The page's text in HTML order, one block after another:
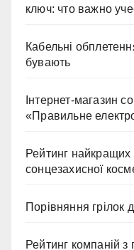
ключ: что важно
Кабельні
бувають
Інтернет-магазин
«Правильне
Рейтинг найкращих
сонцезахисної
Порівняння грілок
Рейтинг компаній